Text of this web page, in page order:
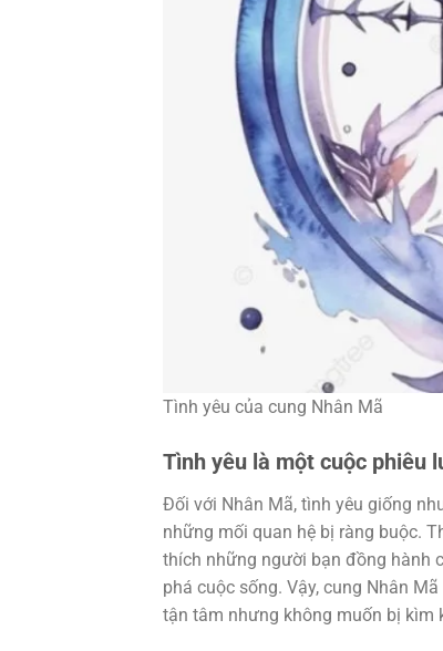
Tình yêu của cung Nhân Mã
Tình yêu là một cuộc phiêu
Đối với Nhân Mã, tình yêu giống
những mối quan hệ bị ràng buộc.
thích những người bạn đồng hành
phá cuộc sống. Vậy, cung Nhân
tận tâm nhưng không muốn bị kìm